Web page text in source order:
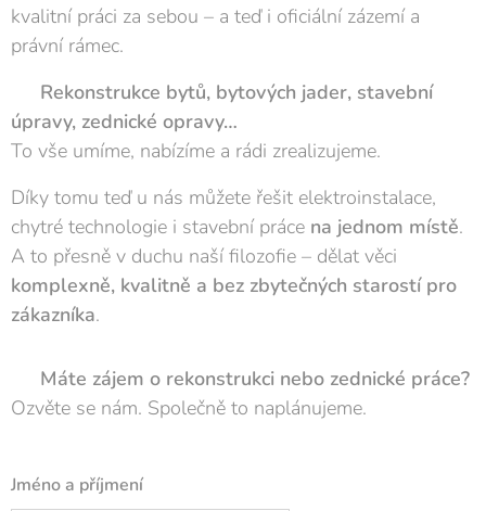
kvalitní práci za sebou – a teď i oficiální zázemí a
právní rámec.
Rekonstrukce bytů, bytových jader, stavební
úpravy, zednické opravy…
To vše umíme, nabízíme a rádi zrealizujeme.
Díky tomu teď u nás můžete řešit elektroinstalace,
chytré technologie i stavební práce na jednom místě.
A to přesně v duchu naší filozofie – dělat věci
komplexně, kvalitně a bez zbytečných starostí pro
zákazníka.
Máte zájem o rekonstrukci nebo zednické práce?
Ozvěte se nám. Společně to naplánujeme.
Jméno a příjmení